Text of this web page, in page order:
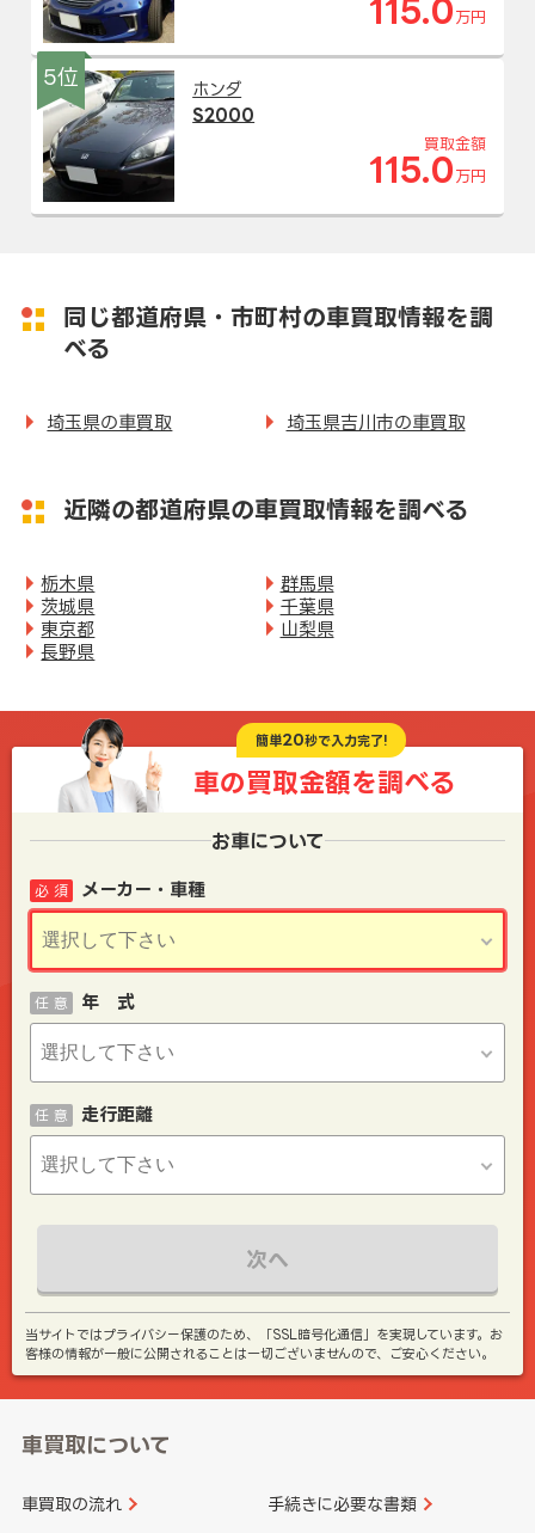
115.0 万円
5位
ホンダ
S2000
買取金額
115.0 万円
同じ都道府県・市町村の車買取情報を調
べる
埼玉県の車買取 埼玉県吉川市の車買取
近隣の都道府県の車買取情報を調べる
栃木県
群馬県
茨城県
千葉県
東京都
山梨県
長野県
簡単20秒で入力完了!
車の買取金額を調べる
お車について
メーカー・車種
必 須
年 式
任 意
走行距離
任 意
次へ
当サイトではプライバシー保護のため、「SSL暗号化通信」を実現しています。お
客様の情報が一般に公開されることは一切ございませんので、ご安心ください。
車買取について
車買取の流れ 手続きに必要な書類